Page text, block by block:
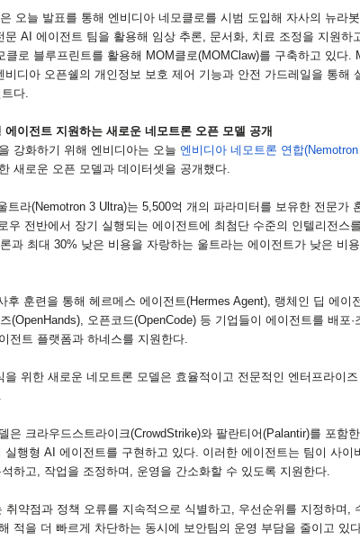
은 오늘 발표를 통해 엔비디아 네모클로를 시범 도입해 자사의 뉴라봇
문 AI 에이전트 팀을 활용해 임상 추론, 문서화, 치료 조정을 지원하
클로 블루프린트를 활용해 MOM 클로(MOMClaw)를 구축하고 있다.
비디아 오픈쉘의 개인정보 보호 제어 기능과 안전 가드레일을 통해
다.
에이전트 지원하는 새로운 네모트론 오픈 모델 공개
강화하기 위해 엔비디아는 오늘 엔비디아 네모트론 연합
새로운 오픈 모델과 데이터셋을 공개했다.
트라(Nemotron 3 Ultra)는 5,500억 개의 파라미터를 보유한 전문가
우 전반에서 장기 실행되는 에이전트에 최첨단 수준의 인텔리전스
과 최대 30% 낮은 비용을 자랑하는 울트라는 에이전트가 낮은 비
후 훈련을 통해 헤르메스 에이전트(Hermes Agent), 랭체인 딥 에이
(OpenHands), 오픈코드(OpenCode) 등 기업들이 에이전트를 배포
전트 플랫폼과 하네스를 지원한다.
을 위한 새로운 네모트론 모델은 효율적이고 전문적인 엔터프라이
은 크라우드스트라이크(CrowdStrike)와 팔란티어(Palantir)를 포함
실행형 AI 에이전트를 구현하고 있다. 이러한 에이전트는 팀이 사이
하고, 작업을 조정하며 , 운영을 간소화할 수 있도록 지원한다.
취약점과 정책 오류를 지속적으로 식별하고, 우선순위를 지정하며 ,
적을 더 빠르게 차단하는 동시에 보안팀의 운영 부담을 줄이고 있